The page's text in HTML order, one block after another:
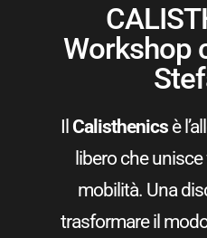
Workshop
Il Calisthenics è
libero che
mobilità. Una
trasformare il